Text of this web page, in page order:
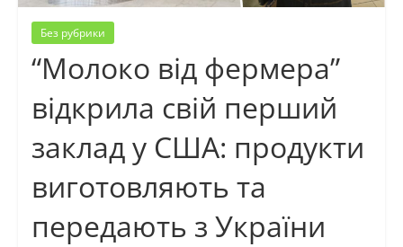
Без рубрики
“Молоко від фермера”
відкрила свій перший
заклад у США: продукти
виготовляють та
передають з України